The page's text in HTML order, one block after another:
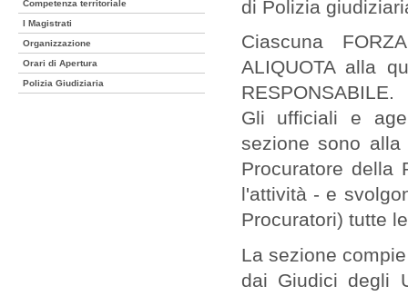
di Polizia
Ciascuna
ALIQUOTA alla
RESPONSABILE.
Gli ufficiali e
sezione sono
Procuratore della
l'attività - e
Procuratori) tutte
La sezione
dai Giudici degli
Competenza territoriale
I Magistrati
Organizzazione
Orari di Apertura
Polizia Giudiziaria